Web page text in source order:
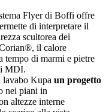
Flyer di Boffi offre
di interpretare il
scultorea del
il calore
tempo di marmi e pietre
MDI.
lavabo Kupa un progetto
nei piani in
altezze interne